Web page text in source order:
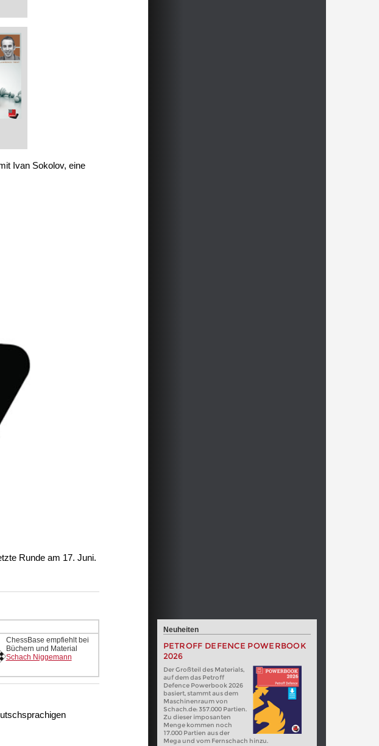
Ivan Sokolov, eine
Runde am 17. Juni.
ChessBase empfiehlt bei
Büchern und Material
Schach Niggemann
Neuheiten
PETROFF DEFENCE POWERBOOK
2026
Der Großteil des Materials,
auf dem das Petroff
Defence Powerbook 2026
basiert, stammt aus dem
Maschinenraum von
Schach.de: 357.000 Partien.
Zu dieser imposanten
Menge kommen noch
17.000 Partien aus der
Mega und vom Fernschach hinzu.